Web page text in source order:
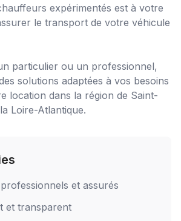
expérimentés est à votre
le transport de votre véhicule
particulier ou un professionnel,
solutions adaptées à vos besoins
location dans la région de Saint-
Loire-Atlantique.
et assurés
et transparent